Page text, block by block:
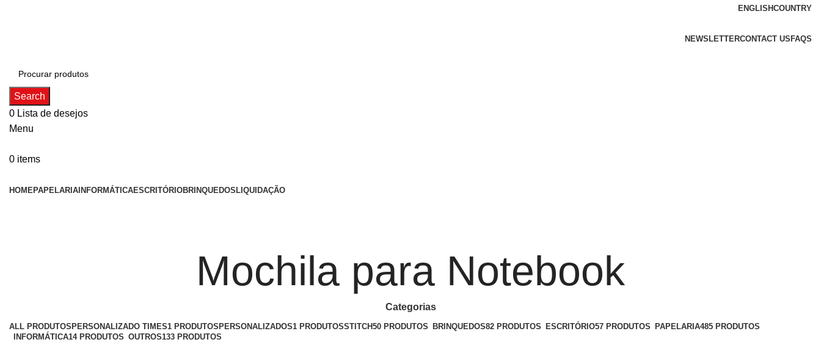
ENGLISHCOUNTRY
NEWSLETTERCONTACT US FAQS
Search
0 Lista de desejos
Menu
0 items
HOMEPAPELARIA INFORMÁTICAESCRITÓRIOBRINQUEDOS LIQUIDAÇÃO
Mochila para Notebook
Categorias
ALL PRODUTOS PERSONALIZADO TIMES1 PRODUTOS PERSONALIZADOS1 PRODUTOSSTITCH50 PRODUTOS BRINQUEDOS82 PRODUTOS ESCRITÓRIO57 PRODUTOS PAPELARIA485 PRODUTOS
INFORMÁTICA14 PRODUTOS OUTROS133 PRODUTOS